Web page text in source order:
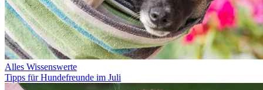
Alles Wissenswerte
Tipps für Hundefreunde im Juli